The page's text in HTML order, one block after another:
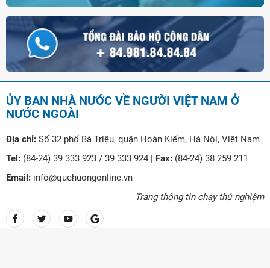
ỦY BAN NHÀ NƯỚC VỀ NGƯỜI VIỆT NAM Ở
NƯỚC NGOÀI
Địa chỉ: Số 32 phố Bà Triệu, quận Hoàn Kiếm, Hà Nội, Việt Nam
Tel: (84-24) 39 333 923 / 39 333 924 | Fax: (84-24) 38 259 211
Email: info@quehuongonline.vn
Trang thông tin chạy thử nghiệm